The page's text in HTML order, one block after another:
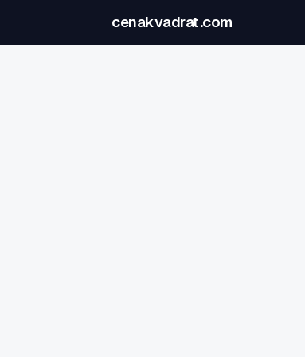
cenakvadrat.com